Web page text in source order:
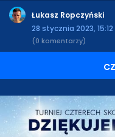
Łukasz Ropczyński
28 stycznia 2023, 15:12
(0 komentarzy)